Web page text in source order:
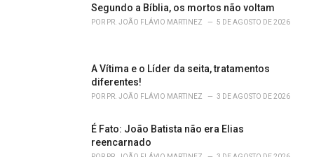
Segundo a Bíblia, os mortos não voltam
POR PR. JOÃO FLÁVIO MARTINEZ 5 DE AGOSTO DE 2026
A Vítima e o Líder da seita, tratamentos
diferentes!
POR PR. JOÃO FLÁVIO MARTINEZ 3 DE AGOSTO DE 2026
É Fato: João Batista não era Elias
reencarnado